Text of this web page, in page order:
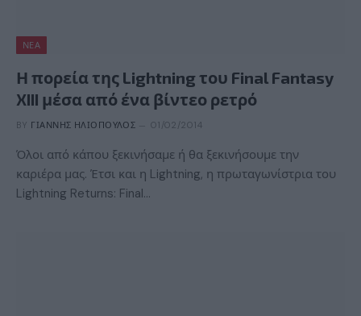
ΝΈΑ
Η πορεία της Lightning του Final Fantasy
XIII μέσα από ένα βίντεο ρετρό
BY ΓΙΆΝΝΗΣ ΗΛΙΌΠΟΥΛΟΣ 01/02/2014
Όλοι από κάπου ξεκινήσαμε ή θα ξεκινήσουμε την
καριέρα μας. Έτσι και η Lightning, η πρωταγωνίστρια του
Lightning Returns: Final…